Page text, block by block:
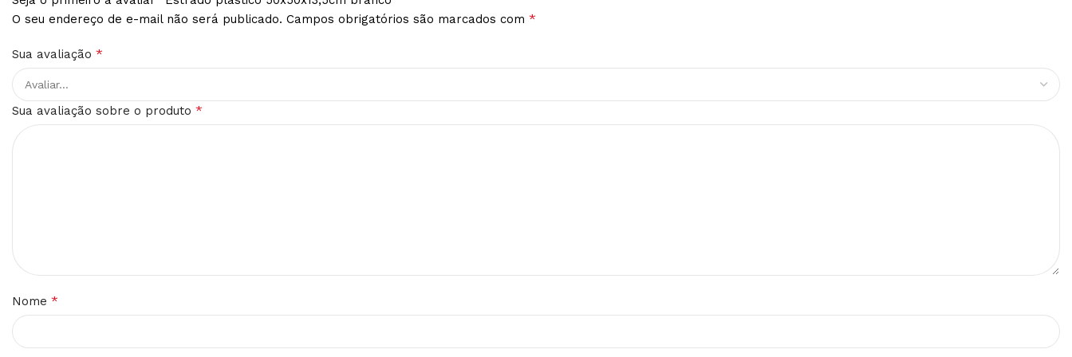
O seu endereço de e-mail não será publicado. Campos obrigatórios são marcados com *
Sua avaliação *
Sua avaliação sobre o produto *
Nome *